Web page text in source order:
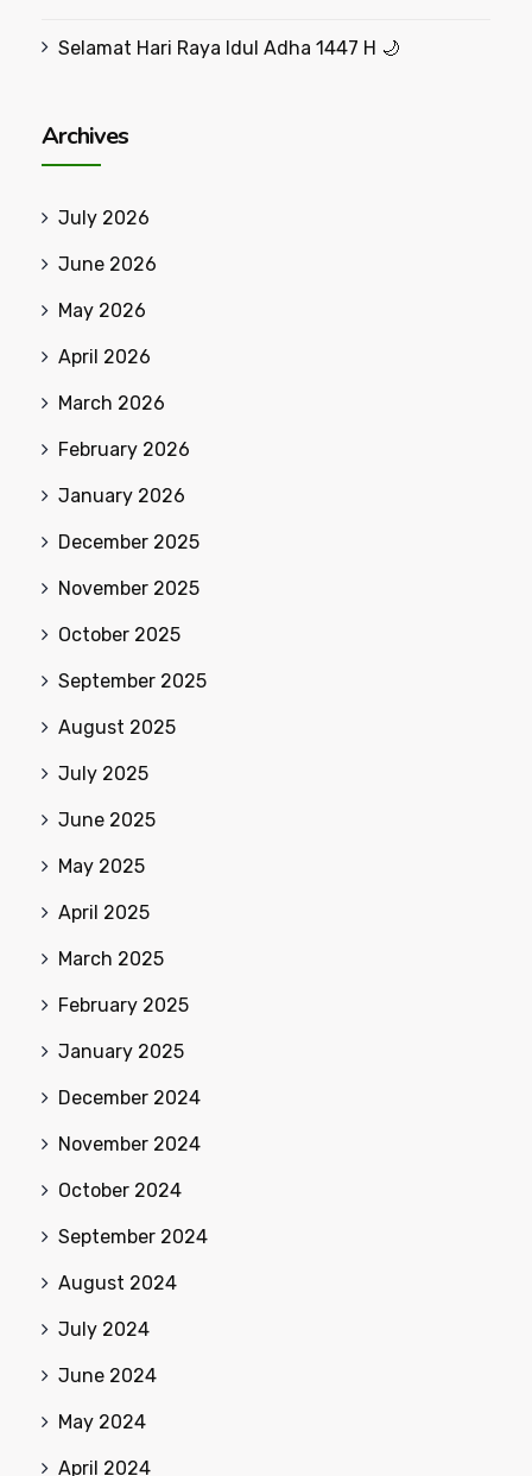
Selamat Hari Raya Idul Adha 1447 H 🌙
Archives
July 2026
June 2026
May 2026
April 2026
March 2026
February 2026
January 2026
December 2025
November 2025
October 2025
September 2025
August 2025
July 2025
June 2025
May 2025
April 2025
March 2025
February 2025
January 2025
December 2024
November 2024
October 2024
September 2024
August 2024
July 2024
June 2024
May 2024
April 2024